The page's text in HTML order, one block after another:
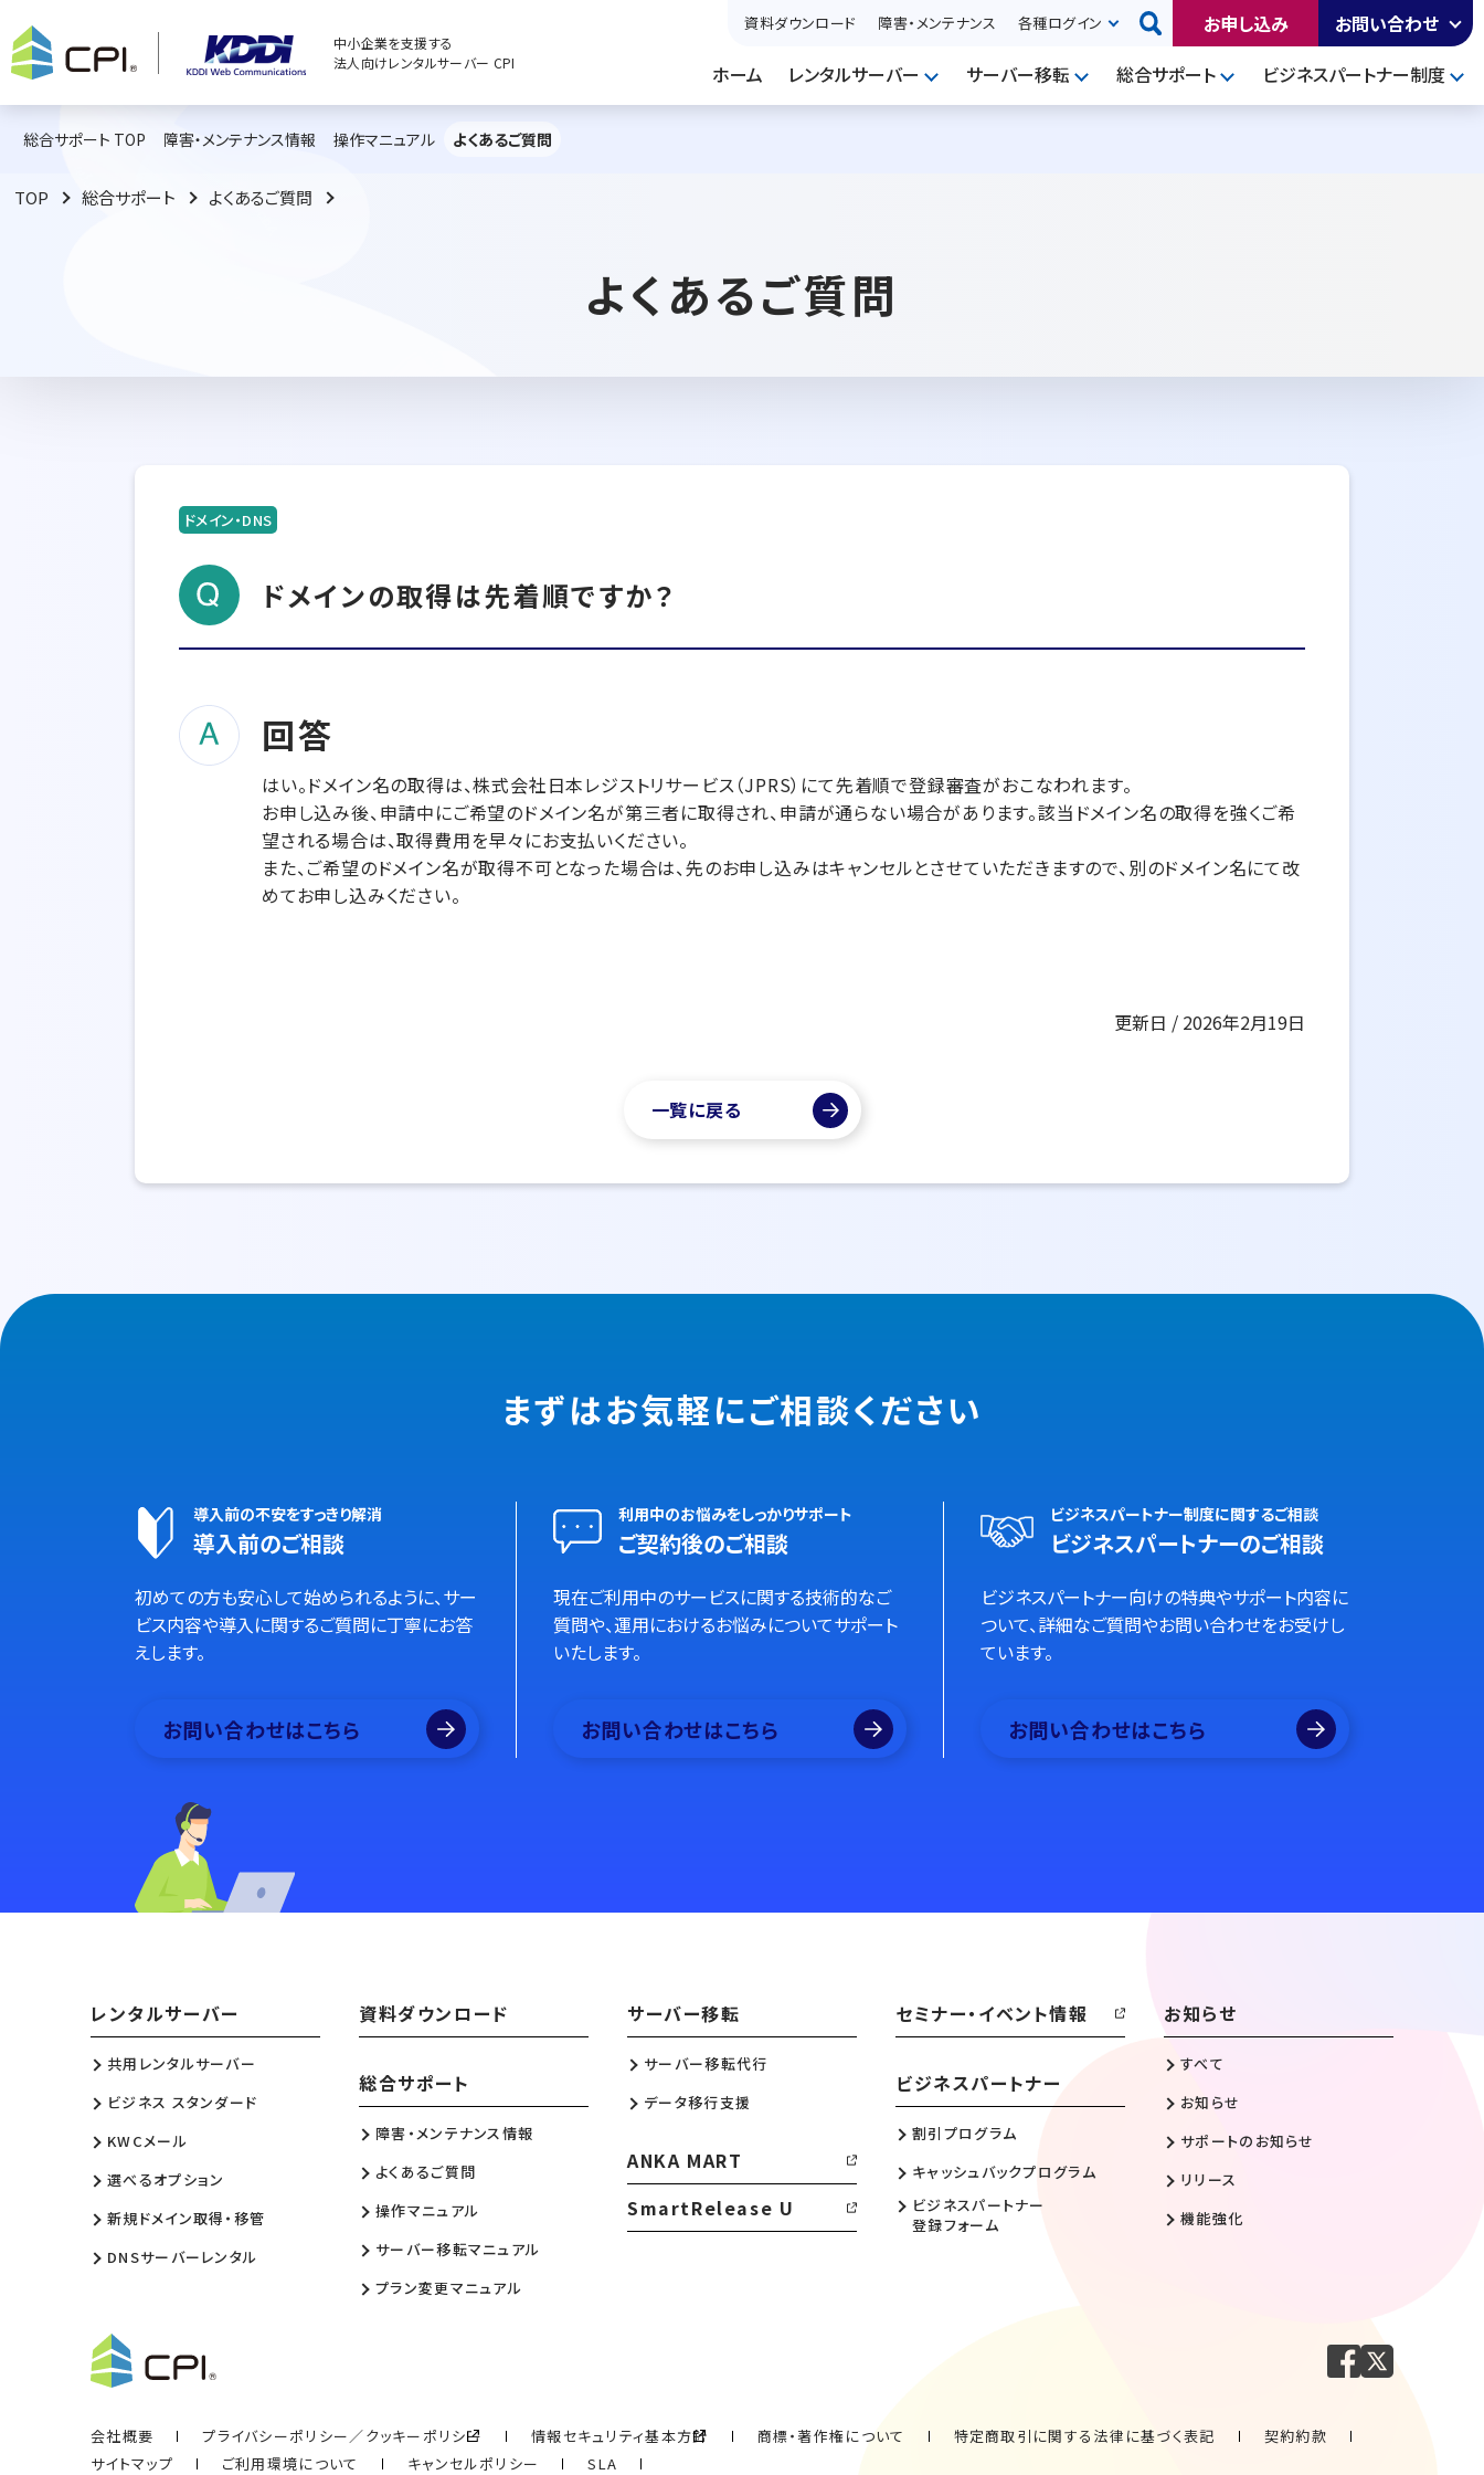
中小企業を支援する
法人向けレンタルサーバー CPI
資料ダウンロード 障害・メンテナンス 各種ログイン お申し込み
お問い合わせ
ホーム
レンタルサーバー サーバー移転 総合サポート ビジネスパートナー制度
総合サポート TOP 障害・メンテナンス情報 操作マニュアル よくあるご質問
TOP 総合サポート よくあるご質問
よくあるご質問
ドメイン・DNS
ドメインの取得は先着順ですか？
回答
はい。ドメイン名の取得は、株式会社日本レジストリサービス（JPRS）にて先着順で登録審査がおこなわれます。
お申し込み後、申請中にご希望のドメイン名が第三者に取得され、申請が通らない場合があります。該当ドメイン名の取得を強くご希
望される場合は、取得費用を早々にお支払いください。
また、ご希望のドメイン名が取得不可となった場合は、先のお申し込みはキャンセルとさせていただきますので、別のドメイン名にて改
めてお申し込みください。
更新日 / 2026年2月19日
一覧に戻る
まずはお気軽にご相談ください
導入前の不安をすっきり解消
導入前のご相談
初めての方も安心して始められるように、サー
ビス内容や導入に関するご質問に丁寧にお答
えします。
お問い合わせはこちら
利用中のお悩みをしっかりサポート
ご契約後のご相談
現在ご利用中のサービスに関する技術的なご
質問や、運用におけるお悩みについてサポート
いたします。
お問い合わせはこちら
ビジネスパートナー制度に関するご相談
ビジネスパートナーのご相談
ビジネスパートナー向けの特典やサポート内容に
ついて、詳細なご質問やお問い合わせをお受けし
ています。
お問い合わせはこちら
レンタルサーバー
共用レンタルサーバー
ビジネス スタンダード
KWCメール
選べるオプション
新規ドメイン取得・移管
DNSサーバーレンタル
資料ダウンロード
総合サポート
障害・メンテナンス情報
よくあるご質問
操作マニュアル
サーバー移転マニュアル
プラン変更マニュアル
サーバー移転
サーバー移転代行
データ移行支援
ANKA MART
SmartRelease U
セミナー・イベント情報
ビジネスパートナー
割引プログラム
キャッシュバックプログラム
ビジネスパートナー
登録フォーム
お知らせ
すべて
お知らせ
サポートのお知らせ
リリース
機能強化
会社概要 プライバシーポリシー／クッキーポリシー 情報セキュリティ基本方針 商標・著作権について 特定商取引に関する法律に基づく表記
契約約款
サイトマップ
ご利用環境について キャンセルポリシー SLA